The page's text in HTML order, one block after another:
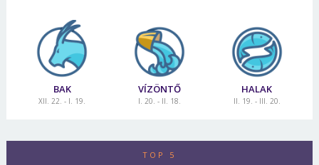
BAK
XII. 22. - I. 19.
VÍZÖNTŐ
I. 20. - II. 18.
HALAK
II. 19. - III. 20.
TOP 5